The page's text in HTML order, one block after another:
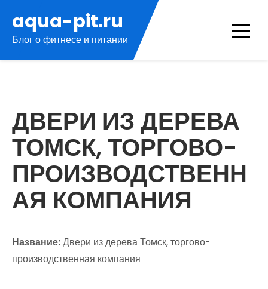
содержимому
aqua-pit.ru
Блог о фитнесе и питании
ДВЕРИ ИЗ ДЕРЕВА
ТОМСК, ТОРГОВО-
ПРОИЗВОДСТВЕНН
АЯ КОМПАНИЯ
Название:Двери из дерева Томск, торгово-
производственная компания